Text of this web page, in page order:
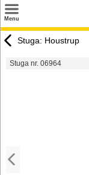
Menu
Tilbud
Stuga: Houstrup
Stuga nr. 06964